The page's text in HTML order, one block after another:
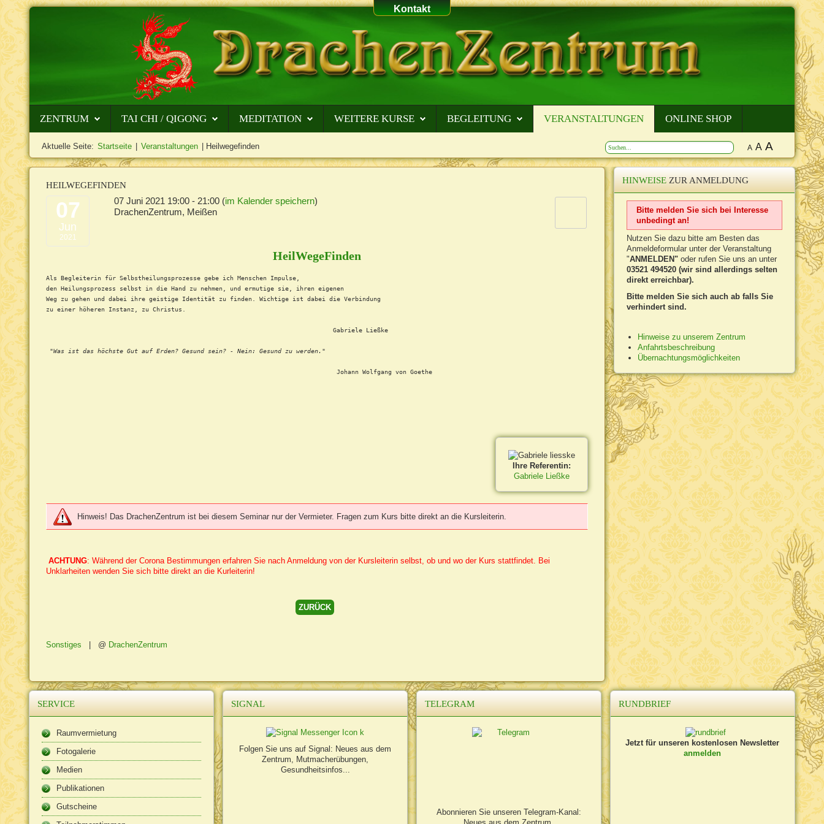
Kontakt
ZENTRUM TAI CHI / QIGONG MEDITATION WEITERE KURSE BEGLEITUNG VERANSTALTUNGEN ONLINE SHOP
Aktuelle Seite: Startseite Veranstaltungen Heilwegefinden A A A
HEILWEGEFINDEN
07
Jun
2021
07 Juni 2021 19:00 - 21:00 (im Kalender speichern)
DrachenZentrum, Meißen
HeilWegeFinden
Als Begleiterin für Selbstheilungsprozesse gebe ich Menschen Impulse,
den Heilungsprozess selbst in die Hand zu nehmen, und ermutige sie, ihren eigenen
Weg zu gehen und dabei ihre geistige Identität zu finden. Wichtige ist dabei die Verbindung
zu einer höheren Instanz, zu Christus.
Gabriele Ließke
"Was ist das höchste Gut auf Erden? Gesund sein? - Nein: Gesund zu werden."
Johann Wolfgang von Goethe
Ihre Referentin:
Gabriele Ließke
Hinweis! Das DrachenZentrum ist bei diesem Seminar nur der Vermieter. Fragen zum Kurs bitte direkt an die Kursleiterin.
ACHTUNG: Während der Corona Bestimmungen erfahren Sie nach Anmeldung von der Kursleiterin selbst, ob und wo der Kurs stattfindet. Bei
Unklarheiten wenden Sie sich bitte direkt an die Kurleiterin!
ZURÜCK
Sonstiges DrachenZentrum
HINWEISE ZUR ANMELDUNG
Bitte melden Sie sich bei Interesse
unbedingt an!
Nutzen Sie dazu bitte am Besten das
Anmeldeformular unter der Veranstaltung
"ANMELDEN" oder rufen Sie uns an unter
03521 494520 (wir sind allerdings selten
direkt erreichbar).
Bitte melden Sie sich auch ab falls Sie
verhindert sind.
Hinweise zu unserem Zentrum
Anfahrtsbeschreibung
Übernachtungsmöglichkeiten
SERVICE
Raumvermietung
Fotogalerie
Medien
Publikationen
Gutscheine
SIGNAL
Folgen Sie uns auf Signal: Neues aus dem
Zentrum, Mutmacherübungen,
Gesundheitsinfos...
TELEGRAM
Abonnieren Sie unseren Telegram-Kanal:
RUNDBRIEF
Jetzt für unseren kostenlosen Newsletter
anmelden